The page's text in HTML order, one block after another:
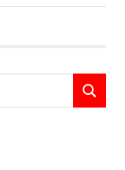
SUCHEN